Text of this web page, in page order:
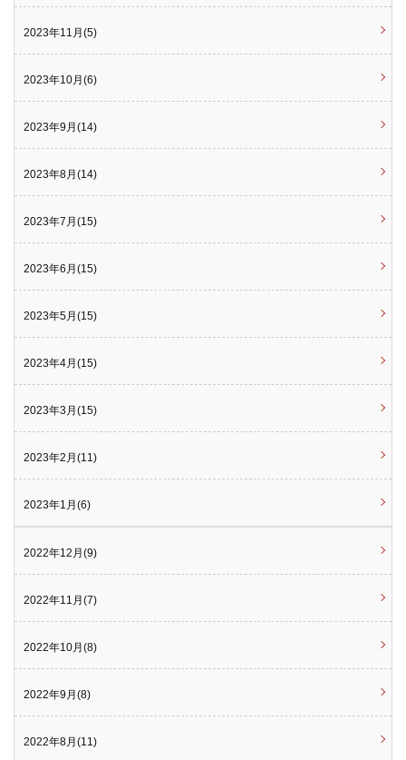
2023年11月(5)
2023年10月(6)
2023年9月(14)
2023年8月(14)
2023年7月(15)
2023年6月(15)
2023年5月(15)
2023年4月(15)
2023年3月(15)
2023年2月(11)
2023年1月(6)
2022年12月(9)
2022年11月(7)
2022年10月(8)
2022年9月(8)
2022年8月(11)